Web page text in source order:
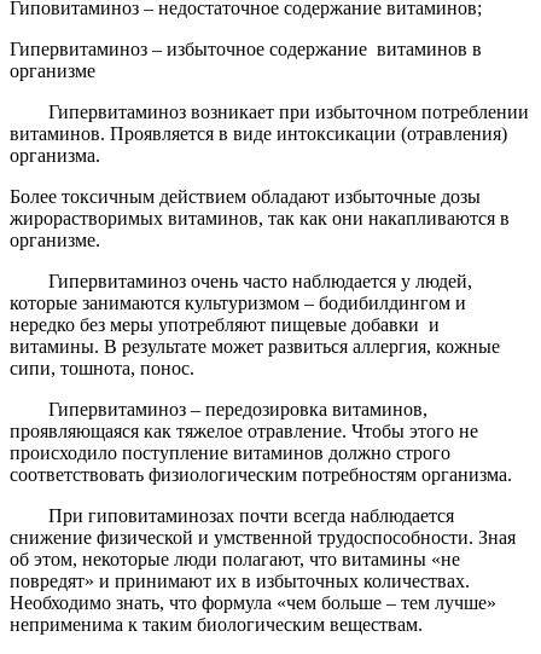
Гиповитаминоз – недостаточное содержание витаминов;
Гипервитаминоз – избыточное содержание витаминов в
организме
Гипервитаминоз возникает при избыточном потреблении
витаминов. Проявляется в виде интоксикации (отравления)
организма.
Более токсичным действием обладают избыточные дозы
жирорастворимых витаминов, так как они накапливаются в
организме.
Гипервитаминоз очень часто наблюдается у людей,
которые занимаются культуризмом – бодибилдингом и
нередко без меры употребляют пищевые добавки и
витамины. В результате может развиться аллергия, кожные
сипи, тошнота, понос.
Гипервитаминоз – передозировка витаминов,
проявляющаяся как тяжелое отравление. Чтобы этого не
происходило поступление витаминов должно строго
соответствовать физиологическим потребностям организма.
При гиповитаминозах почти всегда наблюдается
снижение физической и умственной трудоспособности. Зная
об этом, некоторые люди полагают, что витамины «не
повредят» и принимают их в избыточных количествах.
Необходимо знать, что формула «чем больше – тем лучше»
неприменима к таким биологическим веществам.